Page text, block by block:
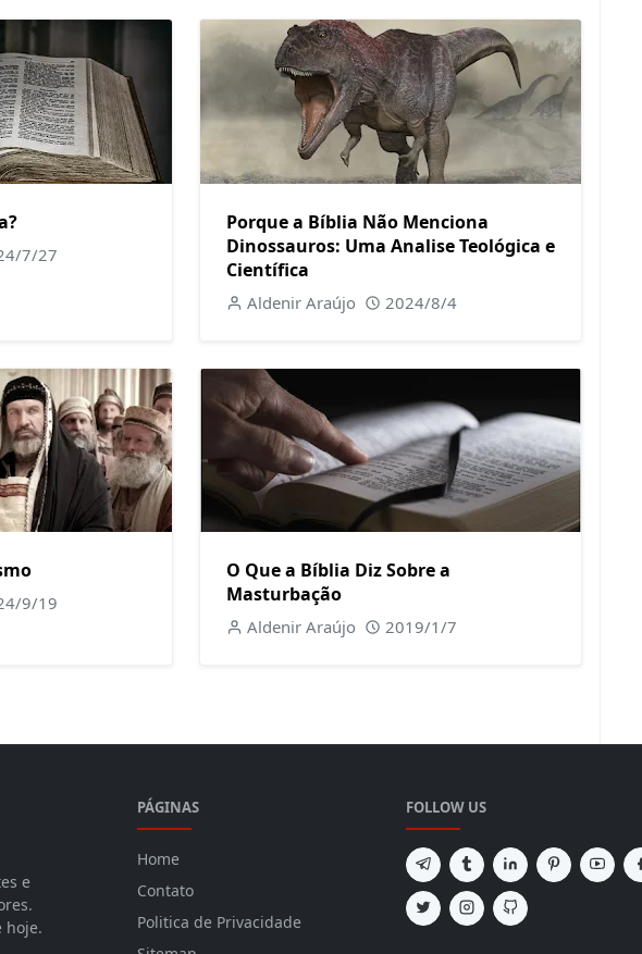
7/27
Porque a Bíblia Não Menciona
Dinossauros: Uma Analise Teológica e
Científica
Aldenir Araújo 2024/8/4
9/19
O Que a Bíblia Diz Sobre a
Masturbação
Aldenir Araújo 2019/1/7
e
hoje.
PÁGINAS
Home
Contato
Politica de Privacidade
FOLLOW US